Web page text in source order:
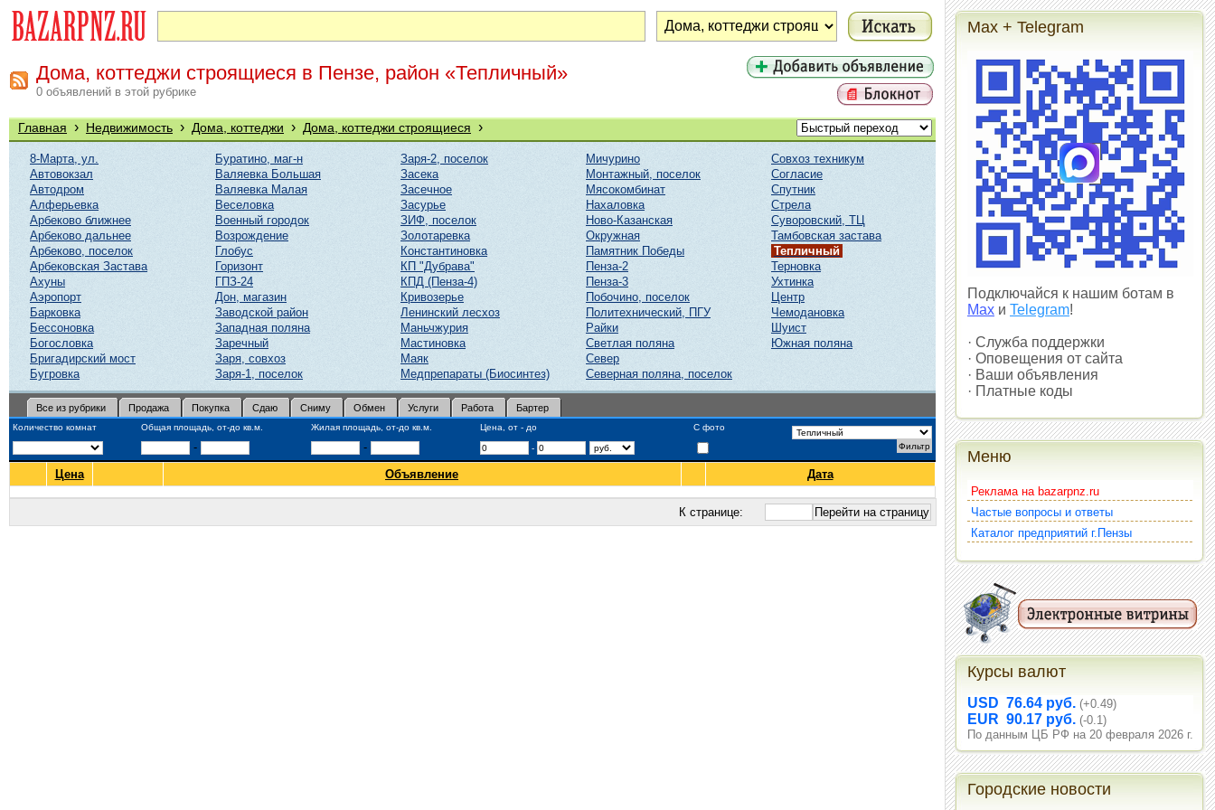
Дома, коттеджи строящиеся в Пензе, район «Тепличный»
0 объявлений в этой рубрике
Главная › Недвижимость › Дома, коттеджи › Дома, коттеджи строящиеся ›
8-Марта, ул.
Автовокзал
Автодром
Алферьевка
Арбеково ближнее
Арбеково дальнее
Арбеково, поселок
Арбековская Застава
Ахуны
Аэропорт
Барковка
Бессоновка
Богословка
Бригадирский мост
Бугровка
Буратино, маг-н
Валяевка Большая
Валяевка Малая
Веселовка
Военный городок
Возрождение
Глобус
Горизонт
ГПЗ-24
Дон, магазин
Заводской район
Западная поляна
Заречный
Заря, совхоз
Заря-1, поселок
Заря-2, поселок
Засека
Засечное
Засурье
ЗИФ, поселок
Золотаревка
Константиновка
КП "Дубрава"
КПД (Пенза-4)
Кривозерье
Ленинский лесхоз
Маньчжурия
Мастиновка
Маяк
Медпрепараты (Биосинтез)
Мичурино
Монтажный, поселок
Мясокомбинат
Нахаловка
Ново-Казанская
Окружная
Памятник Победы
Пенза-2
Пенза-3
Побочино, поселок
Политехнический, ПГУ
Райки
Светлая поляна
Север
Северная поляна, поселок
Совхоз техникум
Согласие
Спутник
Стрела
Суворовский, ТЦ
Тамбовская застава
Тепличный
Терновка
Ухтинка
Центр
Чемодановка
Шуист
Южная поляна
Все из рубрики Продажа Покупка Сдаю Сниму Обмен Услуги Работа Бартер
Количество комнат Общая площадь, от-до кв.м. Жилая площадь, от-до кв.м. Цена, от - до С фото
- - -
Цена Объявление Дата
К странице:
Max + Telegram
Подключайся к нашим ботам в
Max и Telegram!
· Служба поддержки
· Оповещения от сайта
· Ваши объявления
· Платные коды
Меню
Реклама на bazarpnz.ru
Частые вопросы и ответы
Каталог предприятий г.Пензы
Курсы валют
USD 76.64 руб. (+0.49)
EUR 90.17 руб. (-0.1)
По данным ЦБ РФ на 20 февраля 2026 г.
Городские новости